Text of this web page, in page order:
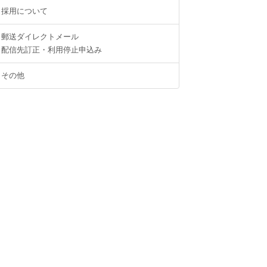
採用について
郵送ダイレクトメール
配信先訂正・利用停止申込み
その他